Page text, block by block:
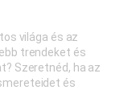
világa és az
trendeket és
Szeretnéd, ha az
és